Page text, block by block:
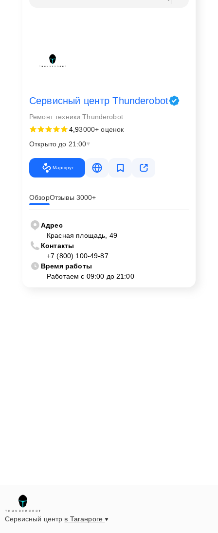
Сервисный центр Thunderobot
Ремонт техники Thunderobot
4,93000+ оценок
Открыто до 21:00
Маршрут
ОбзорОтзывы 3000+
Адрес
Красная площадь, 49
Контакты
+7 (800) 100-49-87
Время работы
Работаем с 09:00 до 21:00
Сервисный центр в Таганроге